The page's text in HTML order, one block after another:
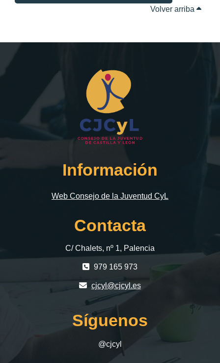
Volver arriba
Información
Web Consejo de la Juventud CyL
Contacta
C/ Chalets, nº 1, Palencia
979 165 973
cjcyl@cjcyl.es
Síguenos
@cjcyl